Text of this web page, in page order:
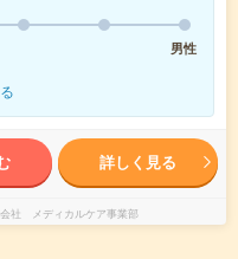
男性
詳しく見る
社 メディカルケア事業部